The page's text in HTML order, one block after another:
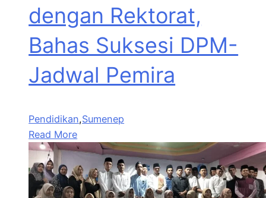
dengan Rektorat,
Bahas Suksesi DPM-
Jadwal Pemira
Pendidikan,Sumenep
Read More